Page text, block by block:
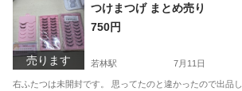
売ります
つけまつげ まとめ売り
750円
若林駅 7月11日
右ふたつは未開封です。 思ってたのと違かったので出品